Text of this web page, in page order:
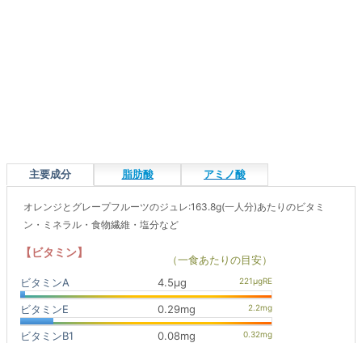
主要成分 脂肪酸 アミノ酸
オレンジとグレープフルーツのジュレ:163.8g(一人分)あたりのビタミ
ン・ミネラル・食物繊維・塩分など
【ビタミン】
（一食あたりの目安）
ビタミンA
4.5μg
ビタミンE 0.29mg
ビタミンB1 0.08mg